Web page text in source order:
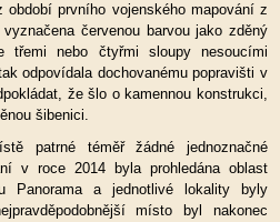
období prvního vojenského mapování z
červenou barvou jako zděný
třemi nebo čtyřmi sloupy nesoucími
odpovídala dochovanému popravišti v
že šlo o kamennou konstrukci,
šibenici.
patrné téměř žádné jednoznačné
v roce 2014 byla prohledána oblast
Panorama a jednotlivé lokality byly
místo byl nakonec